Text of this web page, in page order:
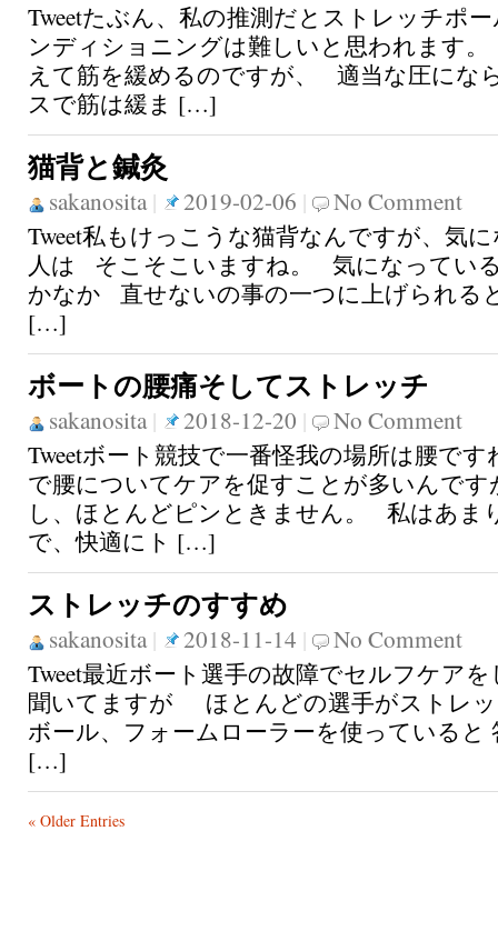
Tweetたぶん、私の推測だとストレッチポ
ンディショニングは難しいと思われます
えて筋を緩めるのですが、 適当な圧にな
スで筋は緩ま […]
猫背と鍼灸
sakanosita| 2019-02-06 |
No Comment
Tweet私もけっこうな猫背なんですが、気
人は そこそこいますね。 気になってい
かなか 直せないの事の一つに上げられる
[…]
ボートの腰痛そしてストレッチ
sakanosita| 2018-12-20 |
No Comment
Tweetボート競技で一番怪我の場所は腰で
で腰についてケアを促すことが多いんで
し、ほとんどピンときません。 私はあま
で、快適にト […]
ストレッチのすすめ
sakanosita| 2018-11-14 |
No Comment
Tweet最近ボート選手の故障でセルフケア
聞いてますが ほとんどの選手がストレ
ボール、フォームローラーを使っている
[…]
« Older Entries